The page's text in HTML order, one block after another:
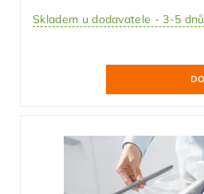
Skladem u dodavatele - 3-5 dnů